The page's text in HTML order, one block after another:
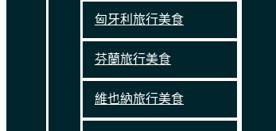
匈牙利旅行美食
芬蘭旅行美食
維也納旅行美食